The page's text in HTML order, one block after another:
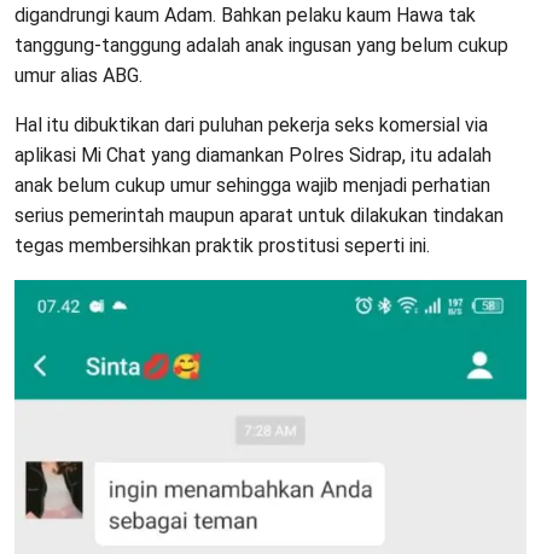
digandrungi kaum Adam. Bahkan pelaku kaum Hawa tak
tanggung-tanggung adalah anak ingusan yang belum cukup
umur alias ABG.
Hal itu dibuktikan dari puluhan pekerja seks komersial via
aplikasi Mi Chat yang diamankan Polres Sidrap, itu adalah
anak belum cukup umur sehingga wajib menjadi perhatian
serius pemerintah maupun aparat untuk dilakukan tindakan
tegas membersihkan praktik prostitusi seperti ini.